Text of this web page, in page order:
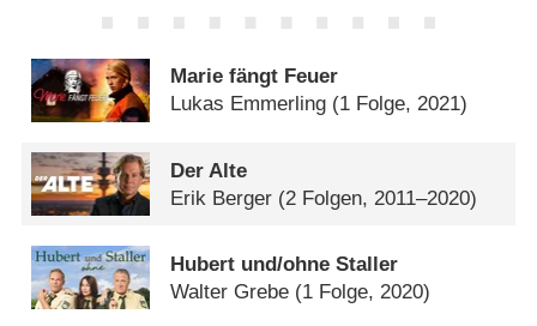
Marie fängt Feuer
Lukas Emmerling (1 Folge, 2021)
Der Alte
Erik Berger (2 Folgen, 2011–2020)
Hubert und/​ohne Staller
Walter Grebe (1 Folge, 2020)